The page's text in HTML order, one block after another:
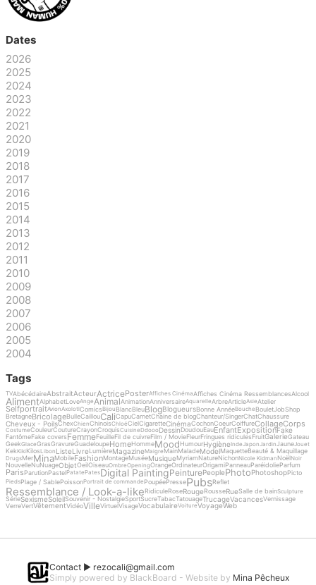
Dates
2026
2025
2024
2023
2022
2021
2020
2019
2018
2017
2016
2015
2014
2013
2012
2011
2010
2009
2008
2007
2006
2005
2004
Tags
TVAbécédaireAbstraitActeurActricePosterAffiches CinémaAffiches Cinéma RessemblancesAlcool
AlimentAlphabetLoveAnge AnimalAnimationAnniversaireAquarelleArbreArticleAsieAtelier
SelfportraitAvionAxolotlComicsBijou BlancBleuBlogBlogueursBonne AnnéeBouche BouletJobShop
BretagneBricolageBulleCaillouCaliCapuCarnetChaine de blogChanteur/SingerChatChaussure
Cheveux - PoilsChexChienChinoisChloéCielCigaretteCinémaCochonCoeurCoiffureCollageCorps
CostumeCouleurCoutureCrayonCroquisCuisineDdoooDessinDoudouEauEnfantExpositionFake
FantômeFake coversFemmeFeuilleFil de cuivreFilm / MovieFleurFringues ridiculesFruitGalerieGateau
GeekGlaceGrasGravureGuadeloupeHomeHommeMoodHumourHygièneInde Japon JardinJaune Jouet
KekKikiKilosLibon ListeLivreLumièreMagazineMaigre MainMaladeModelMaquetteBeauté & Maquillage
DrugsMerMinaMobileFashionMontageMuséeMusiqueMyriamNatureNichonNicole Kidman Noël Noir
NouvelleNuNuageObjetOeilOiseauOmbreOpeningOrangeOrdinateurOrigamiPanneauParéidolieParfum
ParisParutionPastelPatatePatesDigital PaintingPeinturePeoplePhotoPhotoshopPicto
PiedsPlage / SablePoissonPortrait de commande PoupéePressePubsReflet
Ressemblance / Look-a-likeRidiculeRoseRougeRousseRueSalle de bainSculpture
SérieSexismeSoleilSouvenir - NostalgieSportSucreTabacTatouageTrucageVacancesVernissage
VerreVertVêtementVidéoVilleVirtuelVisageVocabulaireVoitureVoyageWeb
Contact ► rezocali@gmail.com
Simply powered by BlackBoard - Website by Mina Pêcheux